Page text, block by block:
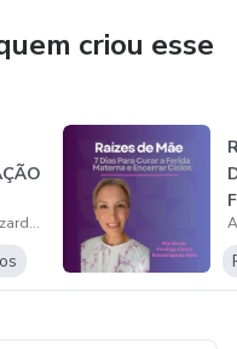
além da mente e que
e o acompanhamento
necessário ir mais
criou esse
Ana Rita Cruz Felizardo Almeida Morais